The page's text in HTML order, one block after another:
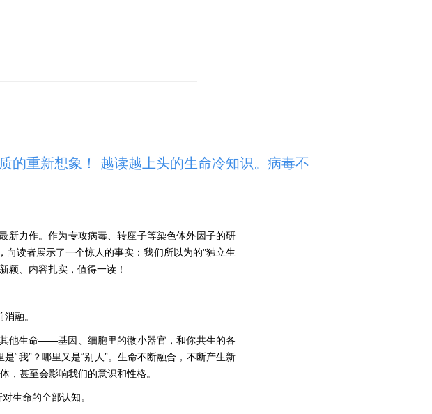
的重新想象！ 越读越上头的生命冷知识。病毒不
新力作。作为专攻病毒、转座子等染色体外因子的研
读者展示了一个惊人的事实：我们所以为的"独立生
颖、内容扎实，值得一读！
融。
他生命——基因、细胞里的微小器官，和你共生的各
“我”？哪里又是“别人”。生命不断融合，不断产生新
，甚至会影响我们的意识和性格。
生命的全部认知。